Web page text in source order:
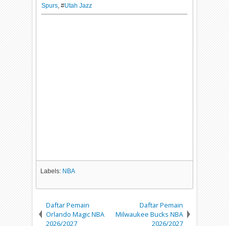
Spurs, #Utah Jazz
Labels: NBA
Daftar Pemain
Orlando Magic NBA
2026/2027
Daftar Pemain
Milwaukee Bucks NBA
2026/2027